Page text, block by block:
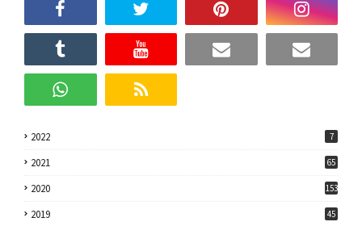
2022 7
2021 65
2020 153
2019 45